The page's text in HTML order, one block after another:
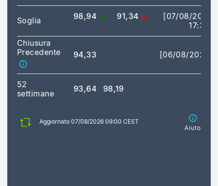
Soglia 98,94 91,34
[07/08/2026
17:35]
Chiusura
Precedente
94,33 [06/08/2026]
52
settimane
93,64 98,19
Aggiornato 07/08/2026 09:00 CEST
Aiuto